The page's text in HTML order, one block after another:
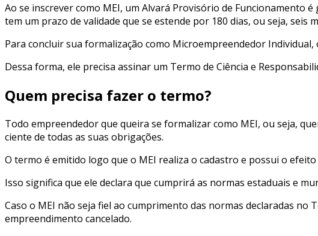
Ao se inscrever como MEI, um Alvará Provisório de Funcionamento
tem um prazo de validade que se estende por 180 dias, ou seja, seis
Para concluir sua formalização como Microempreendedor
Dessa forma, ele precisa assinar um Termo de Ciência e
Quem precisa fazer o termo?
Todo empreendedor que queira se formalizar como MEI, ou seja,
ciente de todas as suas obrigações.
O termo é emitido logo que o MEI realiza o cadastro e possui o
Isso significa que ele declara que cumprirá as normas estaduais e
Caso o MEI não seja fiel ao cumprimento das normas declaradas
empreendimento cancelado.